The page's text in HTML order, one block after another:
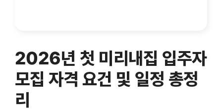
2026년 첫 미리내집 입주자
모집 자격 요건 및 일정 총정
리